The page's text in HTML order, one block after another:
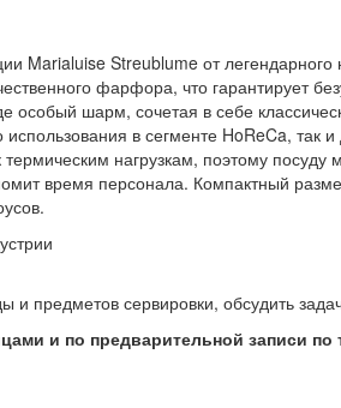
Marialuise Streublume от
фарфора, что гарантирует
особый шарм, сочетая в себе
в сегменте HoReCa,
нагрузкам, поэтому
время персонала. Компактный
и предметов сервировки, обсудить
и по предварительной записи по